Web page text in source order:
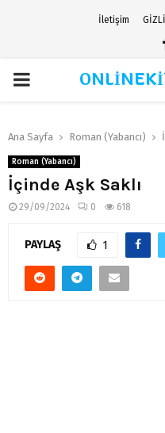
İletişim
PRIMARY
Ana Sayfa Roman (Yabancı)
Roman (Yabancı)
İçinde Aşk Saklı
29/09/2024 0 618
PAYLAŞ 1